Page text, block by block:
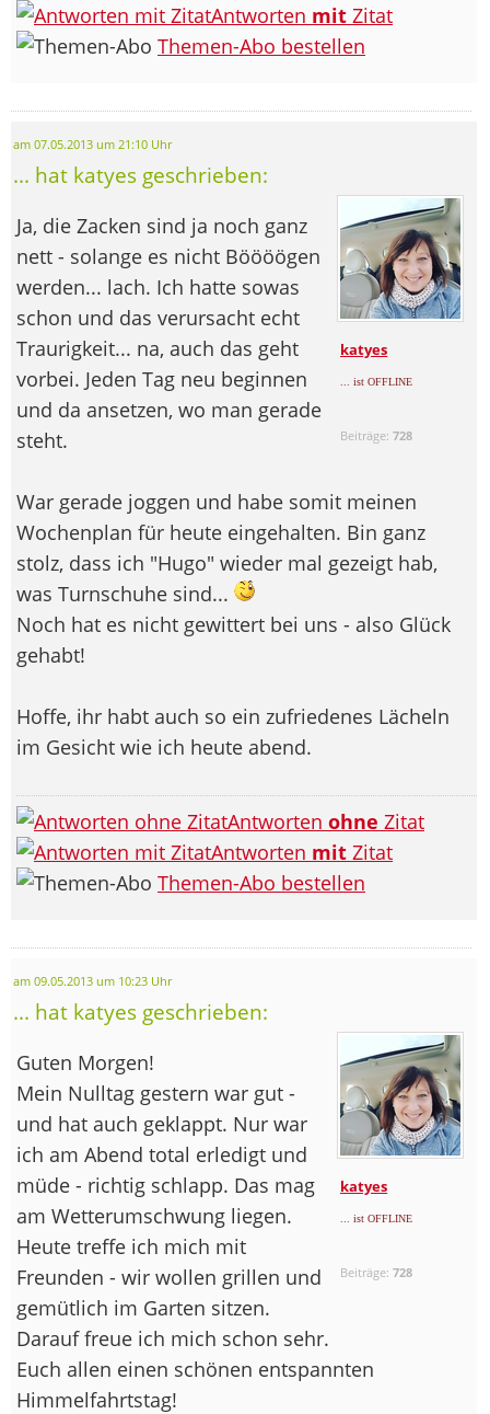
Antworten mit Zitat
Themen-Abo bestellen
am 07.05.2013 um 21:10 Uhr
... hat katyes geschrieben:
katyes
... ist OFFLINE
Beiträge:728
Ja, die Zacken sind ja noch ganz
nett - solange es nicht Böööögen
werden... lach. Ich hatte sowas
schon und das verursacht echt
Traurigkeit... na, auch das geht
vorbei. Jeden Tag neu beginnen
und da ansetzen, wo man gerade
steht.
War gerade joggen und habe somit meinen
Wochenplan für heute eingehalten. Bin ganz
stolz, dass ich "Hugo" wieder mal gezeigt hab,
was Turnschuhe sind...
Noch hat es nicht gewittert bei uns - also Glück
gehabt!
Hoffe, ihr habt auch so ein zufriedenes Lächeln
im Gesicht wie ich heute abend.
Antworten ohne Zitat
Antworten mit Zitat
Themen-Abo bestellen
am 09.05.2013 um 10:23 Uhr
... hat katyes geschrieben:
katyes
... ist OFFLINE
Beiträge:728
Guten Morgen!
Mein Nulltag gestern war gut -
und hat auch geklappt. Nur war
ich am Abend total erledigt und
müde - richtig schlapp. Das mag
am Wetterumschwung liegen.
Heute treffe ich mich mit
Freunden - wir wollen grillen und
gemütlich im Garten sitzen.
Darauf freue ich mich schon sehr.
Euch allen einen schönen entspannten
Himmelfahrtstag!